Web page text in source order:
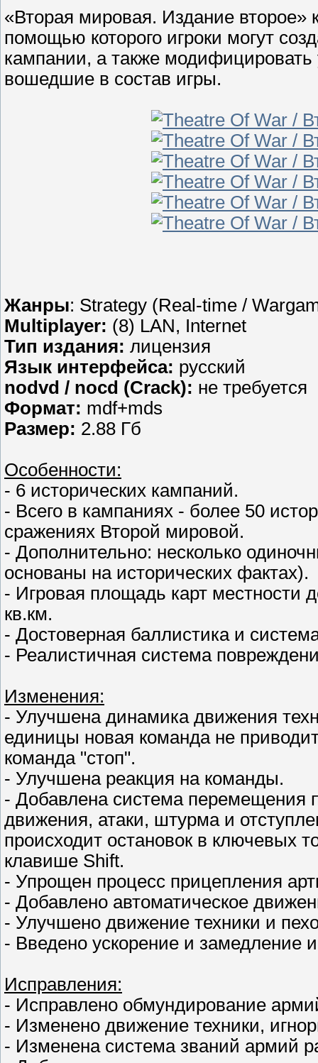
«Вторая мировая. Издание
помощью которого игроки могут
кампании, а также
вошедшие в состав игры.
Жанры: Strategy (Real-time /
Multiplayer: (8) LAN, Internet
Тип издания: лицензия
Язык интерфейса: русский
nodvd / nocd (Crack): не требуется
Формат: mdf+mds
Размер: 2.88 Гб
Особенности:
- 6 исторических кампаний.
- Всего в кампаниях - более 50
сражениях Второй мировой.
- Дополнительно: несколько
основаны на исторических фактах).
- Игровая площадь карт местности
кв.км.
- Достоверная баллистика и
- Реалистичная система
Изменения:
- Улучшена динамика движения
единицы новая команда не
команда "стоп".
- Улучшена реакция на команды.
- Добавлена система перемещения
движения, атаки, штурма и
происходит остановок в ключевых
клавише Shift.
- Упрощен процесс прицепления
- Добавлено автоматическое
- Улучшено движение техники и
- Введено ускорение и замедление
Исправления:
- Исправлено обмундирование
- Изменено движение техники,
- Изменена система званий армий